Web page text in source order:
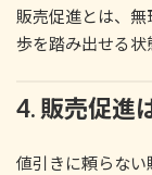
販売促進とは、
歩を踏み出せる状
4. 販売促進
値引きに頼らない